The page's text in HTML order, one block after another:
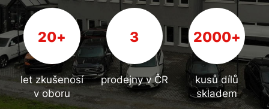
20+
let zkušenosí
v oboru
3
prodejny v ČR
2000+
kusů dílů
skladem